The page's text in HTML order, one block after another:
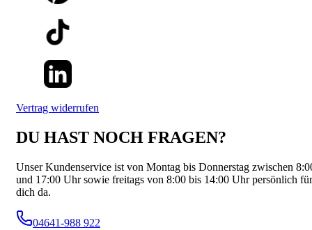
Vertrag widerrufen
DU HAST NOCH FRAGEN?
Unser Kundenservice ist von Montag bis Donnerstag zwischen
und 17:00 Uhr sowie freitags von 8:00 bis 14:00 Uhr persönlich für
dich da.
04641-988 922